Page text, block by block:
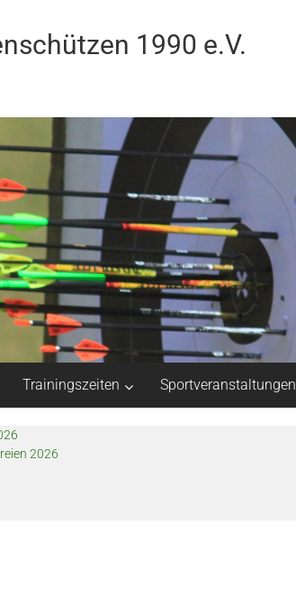
1990 e.V.
Trainingszeiten Sportveranstaltungen
2026